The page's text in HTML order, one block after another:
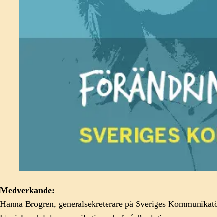
Medverkande:
Hanna Brogren, generalsekreterare på Sveriges